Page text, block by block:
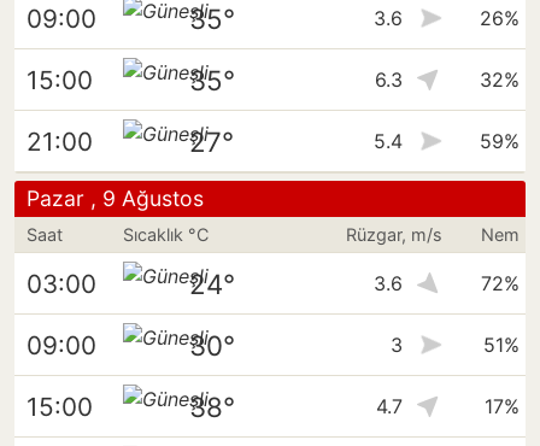
09:00 35° 3.6 26%
15:00 35° 6.3 32%
21:00 27° 5.4 59%
Pazar , 9 Ağustos
Saat Sıcaklık °C Rüzgar, m/s Nem
03:00 24° 3.6 72%
09:00 30° 3 51%
15:00 38° 4.7 17%